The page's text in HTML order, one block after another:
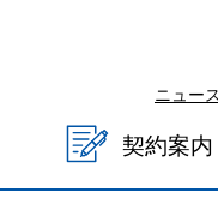
ニュース
契約案内